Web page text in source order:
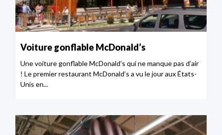
Voiture gonflable McDonald’s
Une voiture gonflable McDonald’s qui ne manque pas d’air
! Le premier restaurant McDonald’s a vu le jour aux États-
Unis en...